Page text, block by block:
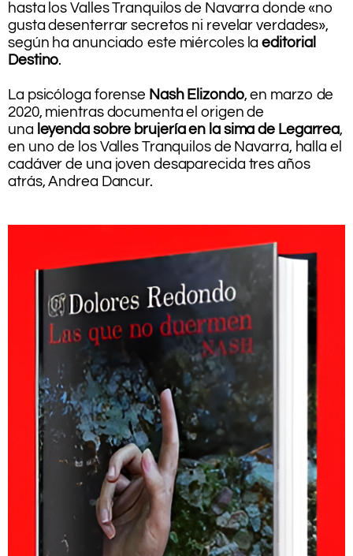
hasta los Valles Tranquilos de Navarra donde «no
gusta desenterrar secretos ni revelar verdades»,
según ha anunciado este miércoles laeditorial
Destino.
La psicóloga forense Nash Elizondo, en marzo de
2020, mientras documenta el origen de
una leyenda sobre brujería en la sima de Legarrea,
en uno de los Valles Tranquilos de Navarra, halla el
cadáver de una joven desaparecida tres años
atrás, Andrea Dancur.